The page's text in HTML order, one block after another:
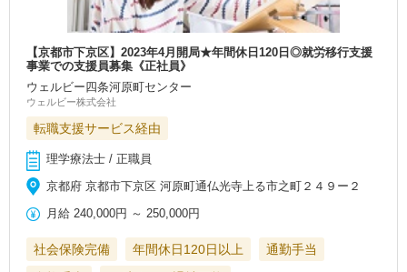
【京都市下京区】2023年4月開局★年間休日120日◎就労移行支援
事業での支援員募集《正社員》
ウェルビー四条河原町センター
ウェルビー株式会社
転職支援サービス経由
理学療法士 / 正職員
京都府 京都市下京区 河原町通仏光寺上る市之町２４９ー２
月給 240,000円 ～ 250,000円
社会保険完備 年間休日120日以上
通勤手当